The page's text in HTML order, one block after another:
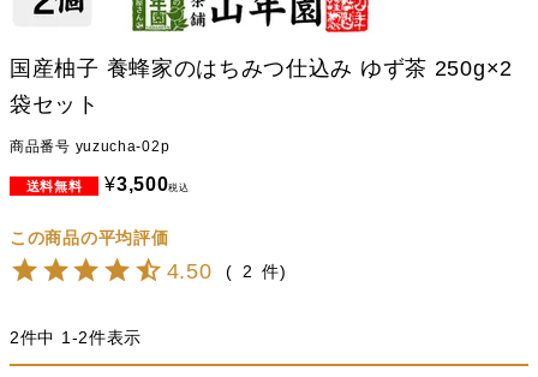
国産柚子 養蜂家のはちみつ仕込み ゆず茶 250g×2
袋セット
商品番号 yuzucha-02p
¥3,500税込
4.50 2
2件中 1-2件表示